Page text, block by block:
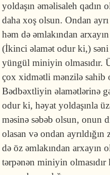
yoldaşın əməli­saleh qadın
daha xoş olsun. Ondan
həm də əmlakından
(İkinci əlamət odur ki,) səni
yüngül miniyin olmasıdır.
çox xidmətli mənzilə sahib
Bədbəxtliyin əlamətlərinə
odur ki, həyat yoldaşınla
mə­sinə səbəb olsun, onun
olasan və ondan
də öz əmla­kından arxayın
tərpənən miniyin